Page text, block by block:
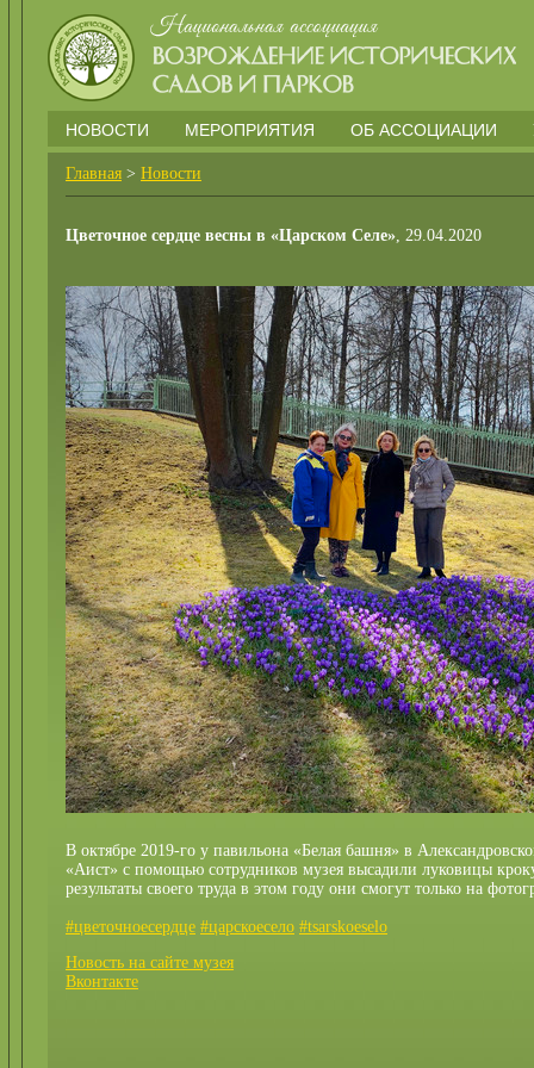
НОВОСТИ МЕРОПРИЯТИЯ ОБ АССОЦИАЦИИ
Главная > Новости
Цветочное сердце весны в «Царском Селе», 29.04.2020
В октябре 2019-го у павильона «Белая башня» в
«Аист» с помощью сотрудников музея высадили луковицы
результаты своего труда в этом году они смогут только на
#цветочноесердце #царскоесело #tsarskoeselo
Новость на сайте музея
Вконтакте